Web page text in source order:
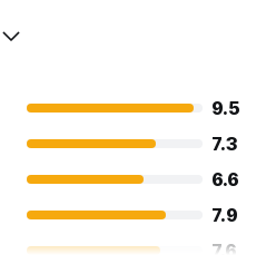
9.5
7.3
6.6
7.9
7.6